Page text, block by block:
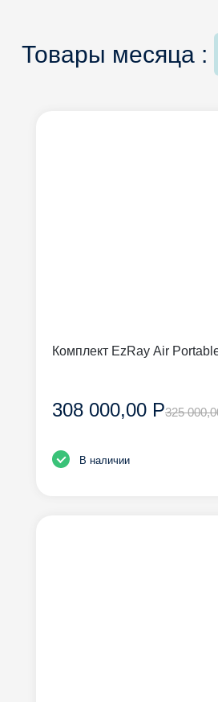
Товары месяца :
Комплект EzRay Air
308 000,00 Р325
В наличии